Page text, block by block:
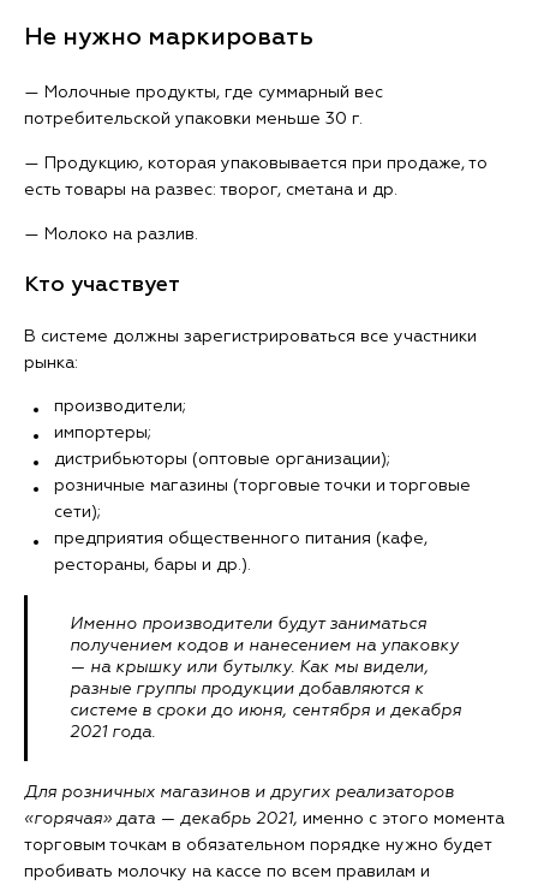
Не нужно маркировать
— Молочные продукты, где суммарный вес
потребительской упаковки меньше 30 г.
— Продукцию, которая упаковывается при продаже, то
есть товары на развес: творог, сметана и др.
— Молоко на разлив.
Кто участвует
В системе должны зарегистрироваться все участники
рынка:
производители;
импортеры;
дистрибьюторы (оптовые организации);
розничные магазины (торговые точки и торговые
сети);
предприятия общественного питания (кафе,
рестораны, бары и др.).
Именно производители будут заниматься
получением кодов и нанесением на упаковку
— на крышку или бутылку. Как мы видели,
разные группы продукции добавляются к
системе в сроки до июня, сентября и декабря
2021 года.
Для розничных магазинов и других реализаторов
«горячая» дата — декабрь 2021, именно с этого момента
торговым точкам в обязательном порядке нужно будет
пробивать молочку на кассе по всем правилам и